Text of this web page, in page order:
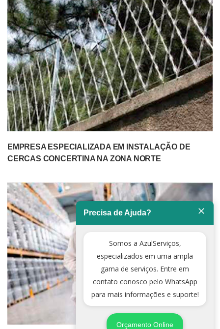
EMPRESA ESPECIALIZADA EM INSTALAÇÃO DE
CERCAS CONCERTINA NA ZONA NORTE
Precisa de Ajuda?
Somos a AzulServiços,
especializados em uma ampla
gama de serviços. Entre em
contato conosco pelo WhatsApp
para mais informações e suporte!
Orçamento Online